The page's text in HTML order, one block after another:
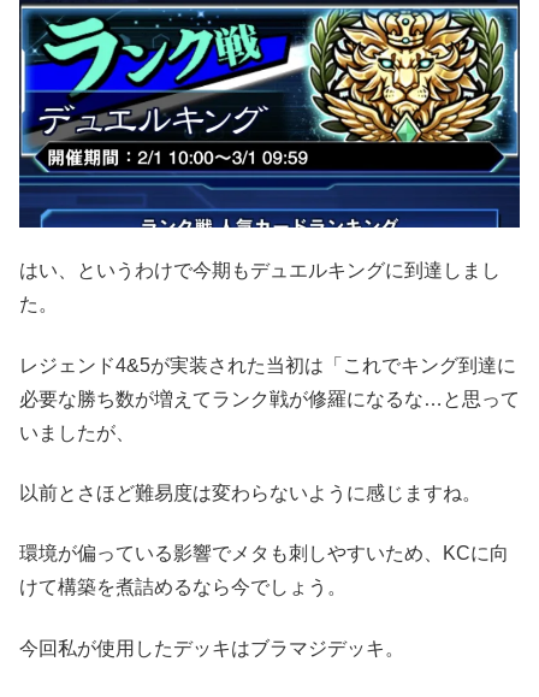
はい、というわけで今期もデュエルキングに到達しまし
た。
レジェンド4&5が実装された当初は「これでキング到達に
必要な勝ち数が増えてランク戦が修羅になるな…と思って
いましたが、
以前とさほど難易度は変わらないように感じますね。
環境が偏っている影響でメタも刺しやすいため、KCに向
けて構築を煮詰めるなら今でしょう。
今回私が使用したデッキはブラマジデッキ。